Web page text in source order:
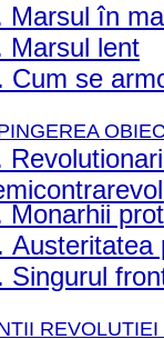
Marsul în
Marsul lent
Cum se
Monarhii
Austeritatea
Singurul